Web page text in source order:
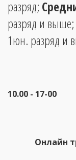
разряд;
разряд и выше;
1юн. разряд и
10.00 - 17-00
Онлайн